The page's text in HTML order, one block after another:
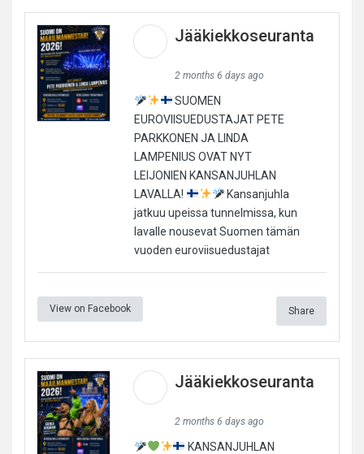
Jääkiekkoseuranta
2 months 6 days ago
SUOMEN
EUROVIISUEDUSTAJAT PETE
PARKKONEN JA LINDA
LAMPENIUS OVAT NYT
LEIJONIEN KANSANJUHLAN
LAVALLA!
Kansanjuhla
jatkuu upeissa tunnelmissa, kun
lavalle nousevat Suomen tämän
vuoden euroviisuedustajat
View on Facebook Share
Jääkiekkoseuranta
2 months 6 days ago
KANSANJUHLAN